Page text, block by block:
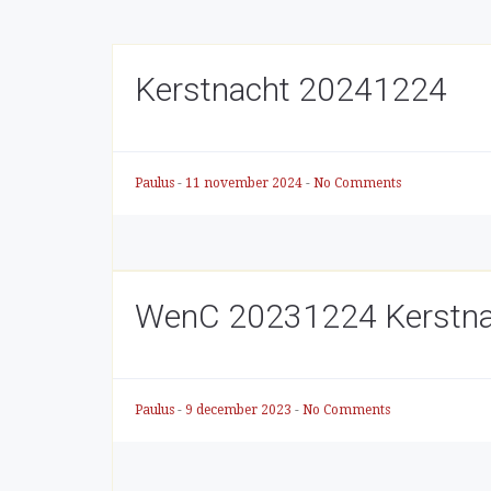
Kerstnacht 20241224
Paulus - 11 november 2024 - No Comments
WenC 20231224
Paulus - 9 december 2023 - No Comments